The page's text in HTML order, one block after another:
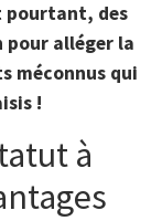
pourtant, des
pour alléger la
méconnus qui
!
à